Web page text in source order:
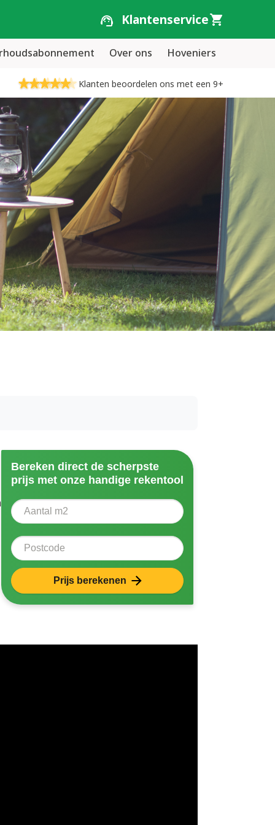
Klantenservice
Over ons Hoveniers
Klanten beoordelen ons met een 9+
Bereken direct de scherpste
prijs met onze handige rekentool
Aantal vierkante meter
Postcode
Prijs berekenen